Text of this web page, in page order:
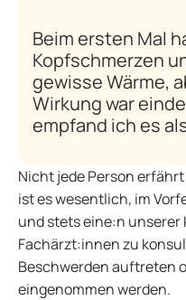
Beim ersten Mal
Kopfschmerzen
gewisse Wärme,
Wirkung war
empfand ich es
Nicht jede Person
ist es wesentlich, im
und stets eine:n unserer
Fachärzt:innen zu
Beschwerden auftreten
eingenommen werden.